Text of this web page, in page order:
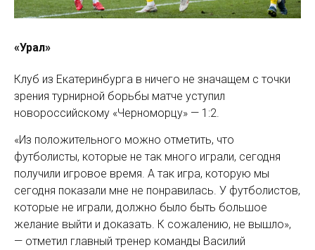
«Урал»
Клуб из Екатеринбурга в ничего не значащем с точки
зрения турнирной борьбы матче уступил
новороссийскому «Черноморцу» — 1:2.
«Из положительного можно отметить, что
футболисты, которые не так много играли, сегодня
получили игровое время. А так игра, которую мы
сегодня показали мне не понравилась. У футболистов,
которые не играли, должно было быть большое
желание выйти и доказать. К сожалению, не вышло»,
— отметил главный тренер команды Василий